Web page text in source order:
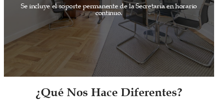
Se incluye el soporte permanente de la Secretaría en horario
continuo.
¿Qué Nos Hace Diferentes?